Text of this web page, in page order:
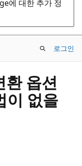
에 대한 추가 정
로그인
환 옵션
이 없을